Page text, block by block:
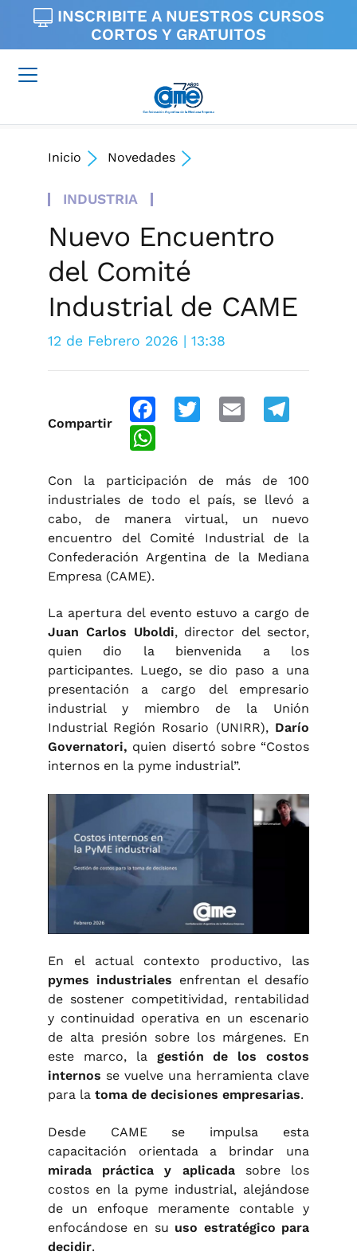
INSCRIBITE A NUESTROS CURSOS
CORTOS Y GRATUITOS
Inicio Novedades
INDUSTRIA
Nuevo Encuentro
del Comité
Industrial de CAME
12 de Febrero 2026 | 13:38
Compartir
FacebookTwitter Email
Con la participación de más de 100
industriales de todo el país, se llevó a
cabo, de manera virtual, un nuevo
encuentro del Comité Industrial de la
Confederación Argentina de la Mediana
Empresa (CAME).
La apertura del evento estuvo a cargo de
Juan Carlos Uboldi, director del sector,
quien dio la bienvenida a los
participantes. Luego, se dio paso a una
presentación a cargo del empresario
industrial y miembro de la Unión
Industrial Región Rosario (UNIRR),Darío
Governatori, quien disertó sobre “Costos
internos en la pyme industrial”.
En el actual contexto productivo, las
pymes industriales enfrentan el desafío
de sostener competitividad, rentabilidad
y continuidad operativa en un escenario
de alta presión sobre los márgenes. En
este marco, la gestión de los costos
internos se vuelve una herramienta clave
para la toma de decisiones empresarias.
Desde CAME se impulsa esta
capacitación orientada a brindar una
mirada práctica y aplicadasobre los
costos en la pyme industrial, alejándose
de un enfoque meramente contable y
enfocándose en su uso estratégico para
decidir.